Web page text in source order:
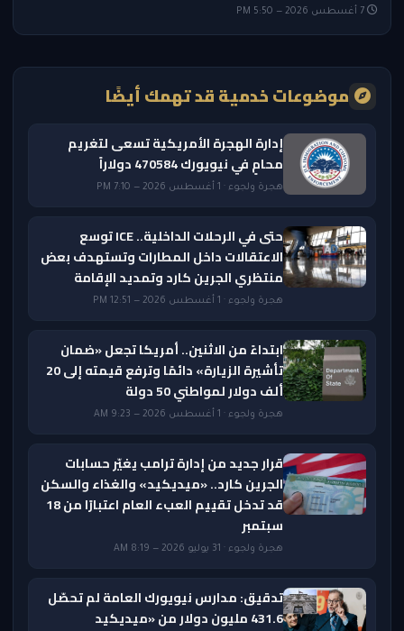
موضوعات خدمية قد تهمك أيضًا
إدارة الهجرة الأمريكية تسعى لتغريم
محامٍ في نيويورك 470584 دولاراً
هجرة ولجوء · 1 أغسطس 2026 — 7:10 PM
حتى في الرحلات الداخلية.. ICE توسع
الاعتقالات داخل المطارات وتستهدف بعض
منتظري الجرين كارد وتمديد الإقامة
هجرة ولجوء · 1 أغسطس 2026 — 12:51 PM
ابتداءً من الاثنين.. أمريكا تجعل «ضمان
تأشيرة الزيارة» دائمًا وترفع قيمته إلى 20
ألف دولار لمواطني 50 دولة
هجرة ولجوء · 1 أغسطس 2026 — 9:23 AM
قرار جديد من إدارة ترامب يغيّر حسابات
الجرين كارد.. «ميديكيد» والغذاء والسكن
قد تدخل تقييم العبء العام اعتبارًا من 18
سبتمبر
هجرة ولجوء · 31 يوليو 2026 — 8:19 AM
تدقيق: مدارس نيويورك العامة لم تحصّل
431.6 مليون دولار من «ميديكيد